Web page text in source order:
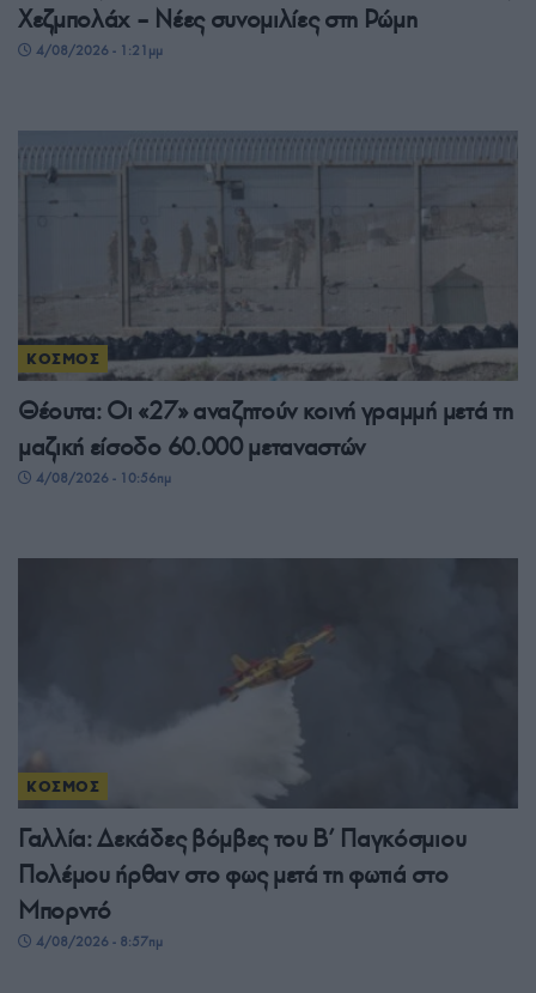
Χεζμπολάχ – Νέες συνομιλίες στη Ρώμη
4/08/2026 - 1:21μμ
ΚΟΣΜΟΣ
Θέουτα: Οι «27» αναζητούν κοινή γραμμή μετά τη
μαζική είσοδο 60.000 μεταναστών
4/08/2026 - 10:56πμ
ΚΟΣΜΟΣ
Γαλλία: Δεκάδες βόμβες του Β’ Παγκόσμιου
Πολέμου ήρθαν στο φως μετά τη φωτιά στο
Μπορντό
4/08/2026 - 8:57πμ